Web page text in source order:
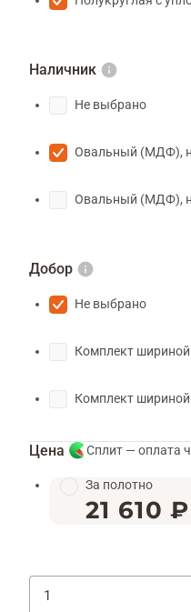
Наличник
Не выбрано
Овальный (МДФ),
Овальный (МДФ),
Добор
Не выбрано
Комплект
Комплект
Цена Сплит — оплата
За полотно
21 610 ₽